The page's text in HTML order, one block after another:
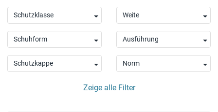
Schutzklasse Weite
Schuhform Ausführung
Schutzkappe Norm
Zeige alle Filter